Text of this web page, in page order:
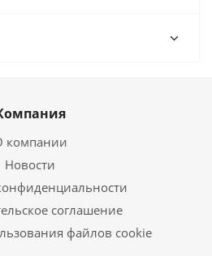
компании
Новости
соглашение
файлов cookie